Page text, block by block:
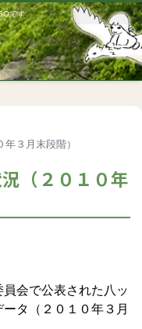
です
３月末段階）
（２０１０年
会で公表された八ッ
タ（２０１０年３月